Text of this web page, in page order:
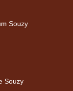
Souzy
Souzy